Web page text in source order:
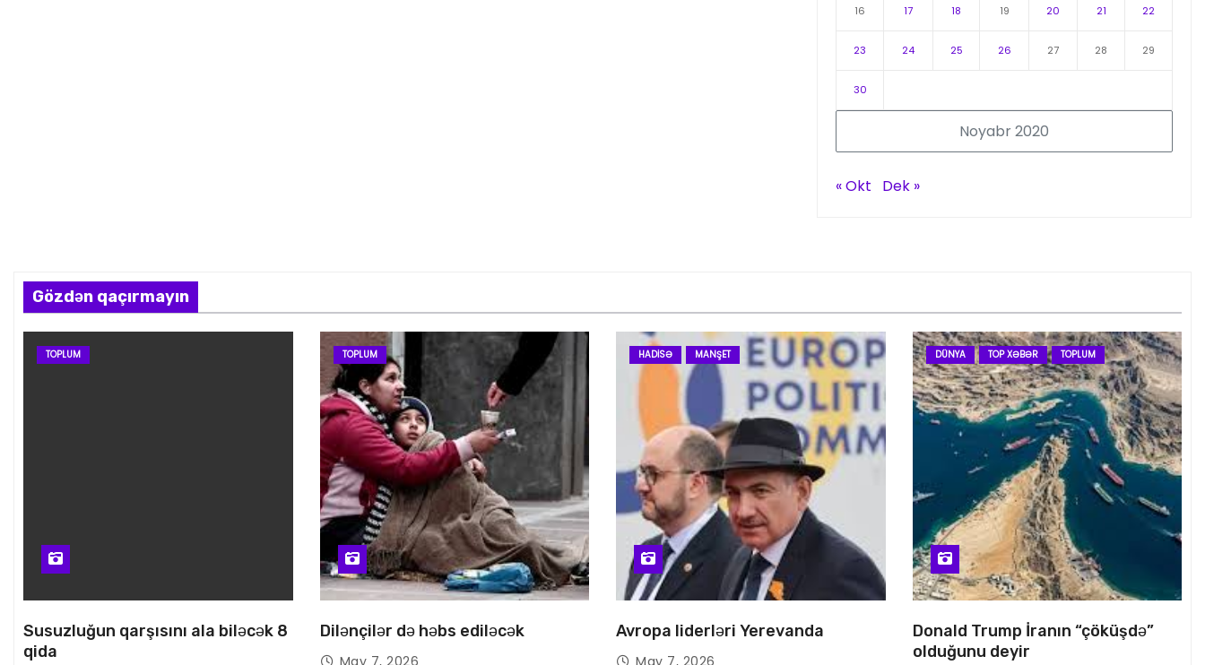
Noyabr 2020
16 17 18 19 20 21 22
23 24 25 26 27 28 29
30
« Okt Dek »
Gözdən qaçırmayın
TOPLUM
Susuzluğun qarşısını ala biləcək 8
qida
TOPLUM
Dilənçilər də həbs ediləcək
May 7, 2026
HADISƏ MANŞET
Avropa liderləri Yerevanda
May 7, 2026
DÜNYA TOP XƏBƏR TOPLUM
Donald Trump İranın “çöküşdə”
olduğunu deyir